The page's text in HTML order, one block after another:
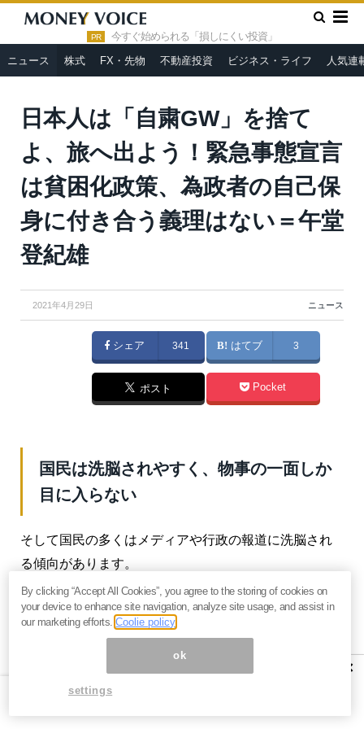
PR 今すぐ始められる「損しにくい投資」
ニュース 株式 FX・先物 不動産投資 ビジネス・ライフ 人気連
HOME » ニュース »
日本人は「自粛GW」を捨てよ、旅へ出よ
う！緊急事態宣言は貧困化政策、為政者の自己保身に付き合う義理
日本人は「自粛GW」を捨て
よ、旅へ出よう！緊急事態宣言
は貧困化政策、為政者の自己保
身に付き合う義理はない＝午堂
登紀雄
2021年4月29日 ニュース
シェア 341 はてブ 3
ポスト Pocket
国民は洗脳されやすく、物事の一面しか
目に入らない
そして国民の多くはメディアや行政の報道に洗脳され
る傾向があります。
そうでなければ、2020年2月のトイレットペーパー買い
占め騒動などは起きないでしょう。テレビでも「〇〇
の棚から当該商品が蒸発するのも考えていないからで
×
By clicking “Accept All Cookies”, you agree to the storing of cookies on
your device to enhance site navigation, analyze site usage, and assist in
our marketing efforts.Coolie policy
ok
settings